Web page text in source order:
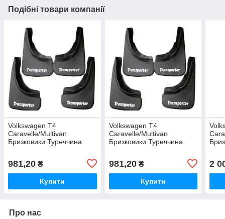
Подібні товари компанії
Volkswagen T4
Caravelle/Multivan
Бризковики Туреччина
981,20 ₴
Купити
Volkswagen T4
Caravelle/Multivan
Бризковики Туреччина
981,20₴
Купити
2
Про нас